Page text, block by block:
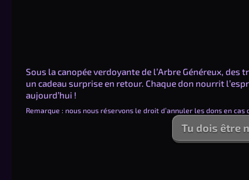
Sous la canopée verdoyante de l’Arbre Généreux,
un cadeau surprise en retour. Chaque don nourrit
aujourd’hui !
Remarque : nous nous réservons le droit d’annuler les dons en cas
Tu dois être